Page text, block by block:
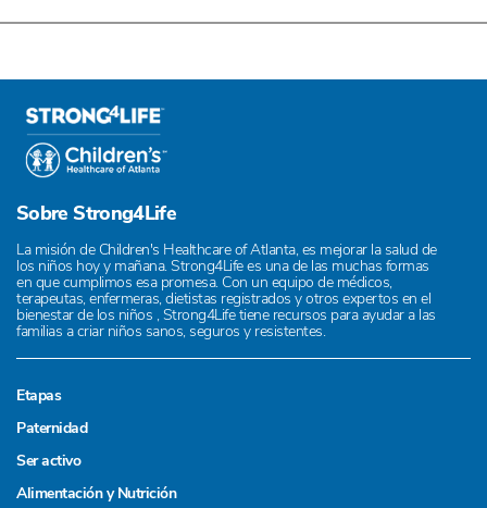
Sobre Strong4Life
La misión de Children's Healthcare of Atlanta, es mejorar la salud de
los niños hoy y mañana. Strong4Life es una de las muchas formas
en que cumplimos esa promesa. Con un equipo de médicos,
terapeutas, enfermeras, dietistas registrados y otros expertos en el
bienestar de los niños , Strong4Life tiene recursos para ayudar a las
familias a criar niños sanos, seguros y resistentes.
Etapas
Paternidad
Ser activo
Alimentación y Nutrición